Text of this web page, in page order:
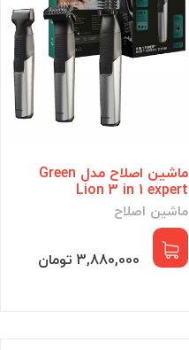
ماشین اصلاح مدل Green
Lion 3 in 1 expert
ماشین اصلاح
3,880,000 تومان